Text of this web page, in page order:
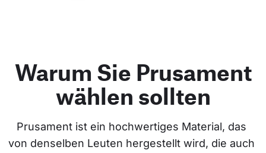
Warum Sie Prusament
wählen sollten
Prusament ist ein hochwertiges Material, das
von denselben Leuten hergestellt wird, die auch